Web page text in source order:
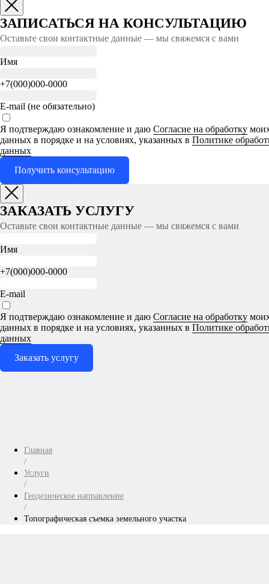
ЗАПИСАТЬСЯ НА КОНСУЛЬТАЦИЮ
Оставьте свои контактные данные — мы свяжемся с вами
Имя
+7(000)000-0000
E-mail (не обязательно)
Я подтверждаю ознакомление и даю Согласие на обработку
данных в порядке и на условиях, указанных в Политике
данных
Получить консультацию
ЗАКАЗАТЬ УСЛУГУ
Оставьте свои контактные данные — мы свяжемся с вами
Имя
+7(000)000-0000
E-mail
Я подтверждаю ознакомление и даю Согласие на обработку
данных в порядке и на условиях, указанных в Политике
данных
Заказать услугу
Главная
/
Услуги
/
Геодезическое направление
/
Топографическая съемка земельного участка